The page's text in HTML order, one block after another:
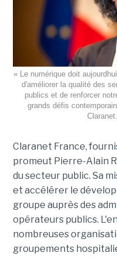
« Le numérique doit
d'améliorer la qualité des
publics et de renforcer
grands défis
Claranet France,
promeut Pierre-Alain
du secteur public. Sa
et accélérer le
groupe auprès des
opérateurs publics.
nombreuses
groupements